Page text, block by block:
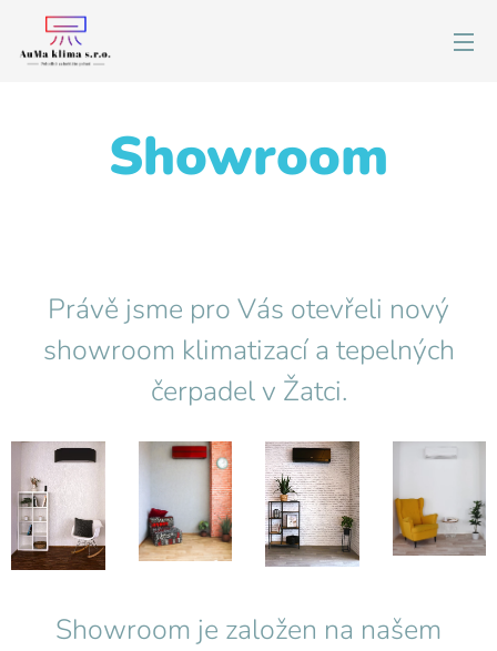
Showroom
Právě jsme pro Vás otevřeli nový
showroom klimatizací a tepelných
čerpadel v Žatci.
Showroom je založen na našem